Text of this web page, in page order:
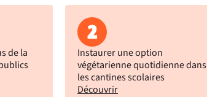
de la
2
Instaurer une option
végétarienne quotidienne dans
les cantines scolaires
Découvrir